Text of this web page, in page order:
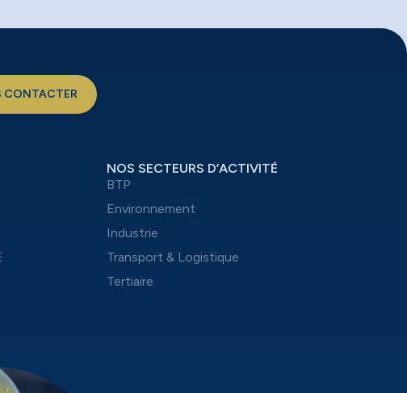
CONTACTER
NOS SECTEURS D’ACTIVITÉ
BTP
Environnement
Industrie
Transport & Logistique
Tertiaire